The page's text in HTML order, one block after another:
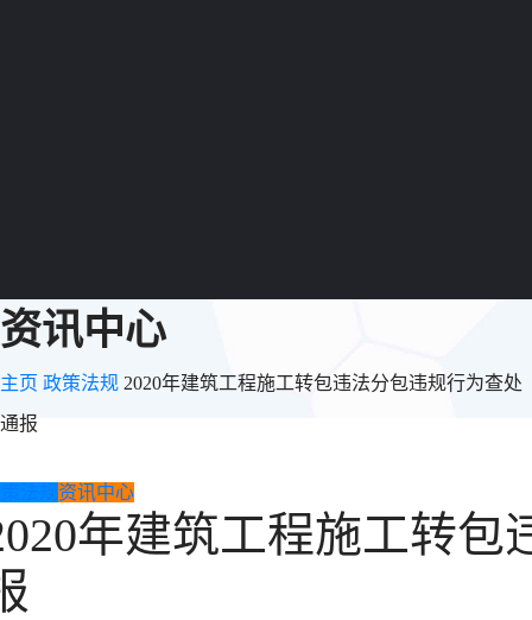
资讯中心
主页 政策法规 2020年建筑工程施工转包违法分包违规行为查处
通报
资讯中心
年建筑工程施工转